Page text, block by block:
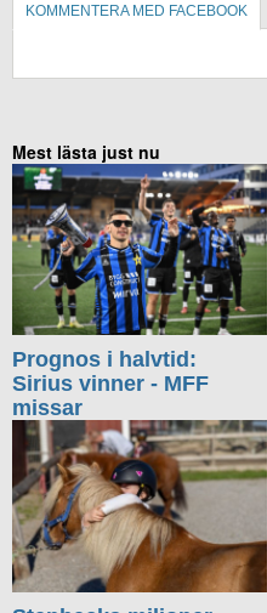
KOMMENTERA MED FACEBOOK
Mest lästa just nu
Prognos i halvtid:
Sirius vinner - MFF
missar